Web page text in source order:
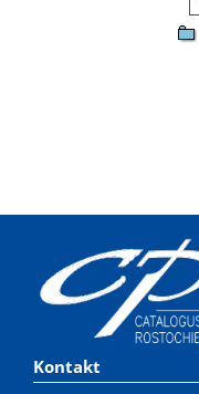
Kontakt